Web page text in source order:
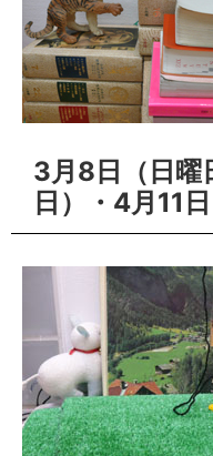
3月8日（日曜
日）・4月11日